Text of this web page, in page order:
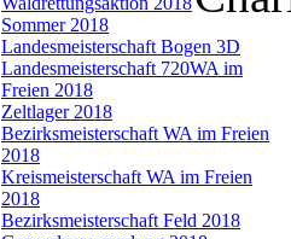
Sommer 2018
Landesmeisterschaft Bogen 3D
Landesmeisterschaft 720WA im
Freien 2018
Zeltlager 2018
Bezirksmeisterschaft WA im Freien
2018
Kreismeisterschaft WA im Freien
2018
Bezirksmeisterschaft Feld 2018